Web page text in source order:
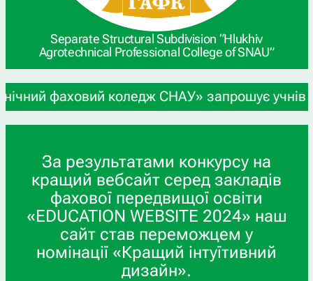
Separate Structural Subdivision “Hlukhiv
Agrotechnical Professional College of SNAU”
фаховий коледж СНАУ» запрошує учнів 9-х
За результатами конкурсу на
кращий вебсайт серед закладів
фахової передвищої освіти
«EDUCATION WEBSITE 2024» наш
сайт став переможцем у
номінації «Кращий інтуїтивний
дизайн».